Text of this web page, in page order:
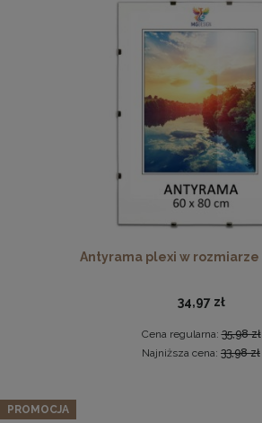
rozmiarze 30 x 40 cm w
28,99 zł
DO KOSZYKA
Antyrama plexi w rozmiarze
34,97 zł
Cena regularna:35,98 zł
Najniższa cena: 33,98 zł
PROMOCJA